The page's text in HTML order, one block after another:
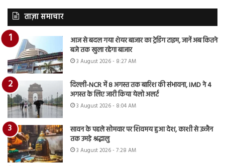
ताज़ा समाचार
आज से बदल गया शेयर बाजार का ट्रेडिंग टाइम, जानें अब कितने
बजे तक खुला रहेगा बाजार
3 August 2026 - 8:27 AM
दिल्ली-NCR में 8 अगस्त तक बारिश की संभावना, IMD ने 4
अगस्त के लिए जारी किया येलो अलर्ट
3 August 2026 - 8:04 AM
सावन के पहले सोमवार पर शिवमय हुआ देश, काशी से उज्जैन
तक उमड़े श्रद्धालु
3 August 2026 - 7:28 AM